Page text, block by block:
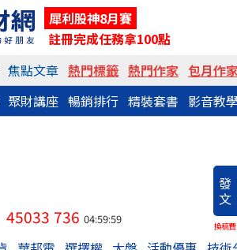
犀利股神8月賽
註冊完成任務拿100點
焦點文章 熱門標籤 熱門作家 包月作
聚財講座 暢銷排行 精裝套書 影音教
發
文
換稿費
45033 736 04:59:59